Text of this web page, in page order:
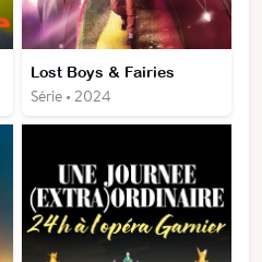
Lost Boys & Fairies
Série • 2024